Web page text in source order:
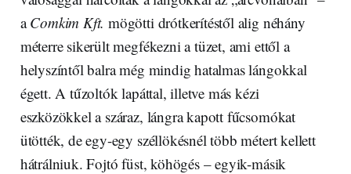
aComkim Kft. mögötti drótkerítéstől alig néhány
méterre sikerült megfékezni a tüzet, ami ettől a
helyszíntől balra még mindig hatalmas lángokkal
égett. A tűzoltók lapáttal, illetve más kézi
eszközökkel a száraz, lángra kapott fűcsomókat
ütötték, de egy-egy széllökésnél több métert kellett
hátrálniuk. Fojtó füst, köhögés – egyik-másik